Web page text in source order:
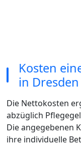
Kosten
in Dresden
Die Nettokosten
abzüglich
Die angegebenen
ihre individuelle